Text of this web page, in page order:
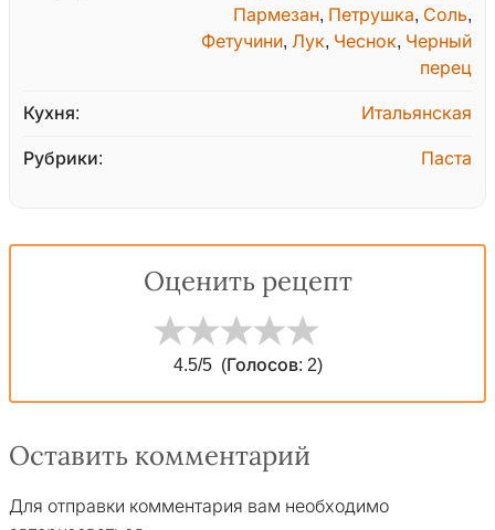
Пармезан, Петрушка, Соль,
Фетучини, Лук, Чеснок, Черный
перец
Кухня: Итальянская
Рубрики: Паста
Оценить рецепт
4.5/5 (Голосов: 2)
Оставить комментарий
Для отправки комментария вам необходимо